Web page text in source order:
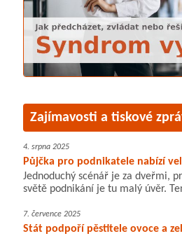
Zajímavosti a tiskové
4. srpna 2025
Půjčka pro podnikatele nabízí
Jednoduchý scénář je za dveřmi,
světě podnikání je tu malý úvěr.
7. července 2025
Stát podpoří pěstitele ovoce a